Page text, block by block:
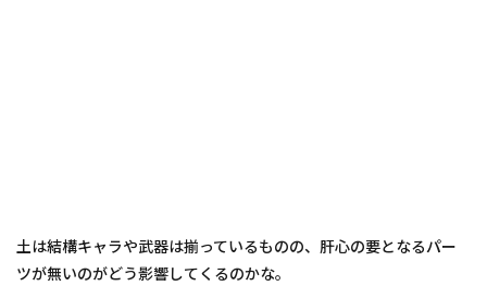
土は結構キャラや武器は揃っているものの、肝心の要となるパー
ツが無いのがどう影響してくるのかな。